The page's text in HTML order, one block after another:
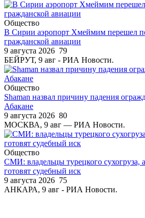
Общество
В Сирии аэропорт Хмеймим перешел
гражданской авиации
9 августа 2026 79
БЕЙРУТ, 9 авг - РИА Новости.
Общество
Shaman назвал причину падения
Абакане
9 августа 2026 80
МОСКВА, 9 авг — РИА Новости.
Общество
СМИ: владельцы турецкого сухогруза,
готовят судебный иск
9 августа 2026 75
АНКАРА, 9 авг - РИА Новости.